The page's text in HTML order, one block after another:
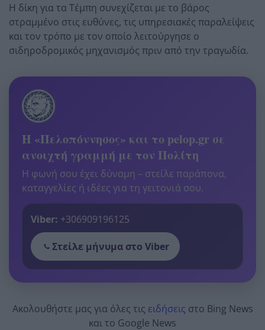
Η δίκη για τα Τέμπη συνεχίζεται με το βάρος
στραμμένο στις ευθύνες, τις υπηρεσιακές παραλείψεις
και τον τρόπο με τον οποίο λειτούργησε ο
σιδηροδρομικός μηχανισμός πριν από την τραγωδία.
Η «Πελοπόννησος» και το pelop.gr σε
ανοιχτή γραμμή με τον Πολίτη
Η φωνή σου έχει δύναμη – στείλε παράπονα,
καταγγελίες ή ιδέες για τη γειτονιά σου.
Viber: +306909196125
Στείλε μήνυμα στο Viber
Ακολουθήστε μας για όλες τις ειδήσεις στο Bing News
και το Google News